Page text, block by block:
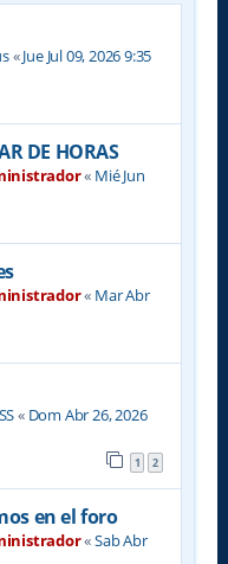
«Jue Jul 09, 2026 9:35
DE HORAS
« Mié Jun
« Mar Abr
« Dom Abr 26, 2026
1 2
en el foro
«Sab Abr